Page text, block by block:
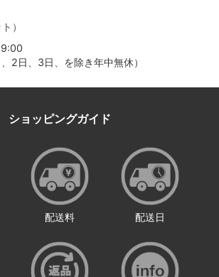
）
2日、3日、を除き年中無休）
ショッピングガイド
配送料 配送日